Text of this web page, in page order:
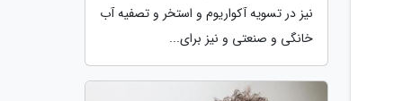
نیز در تسویه آکواریوم و استخر و تصفیه آب
خانگی و صنعتی و نیز برای...